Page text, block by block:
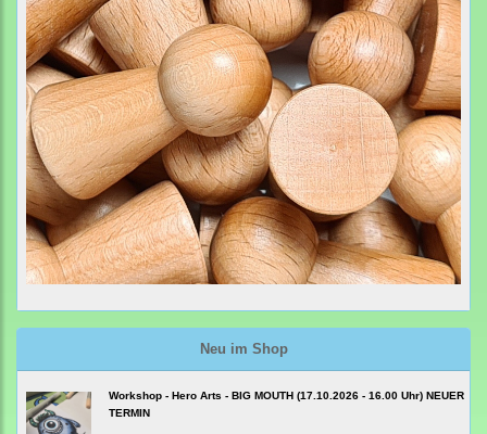
Neu im Shop
Workshop - Hero Arts - BIG MOUTH (17.10.2026 - 16.00 Uhr) NEUER
TERMIN